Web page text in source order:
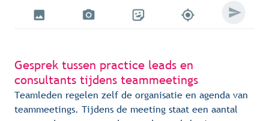
Gesprek tussen practice leads en
consultants tijdens teammeetings
Teamleden regelen zelf de organisatie en agenda van
teammeetings. Tijdens de meeting staat een aantal